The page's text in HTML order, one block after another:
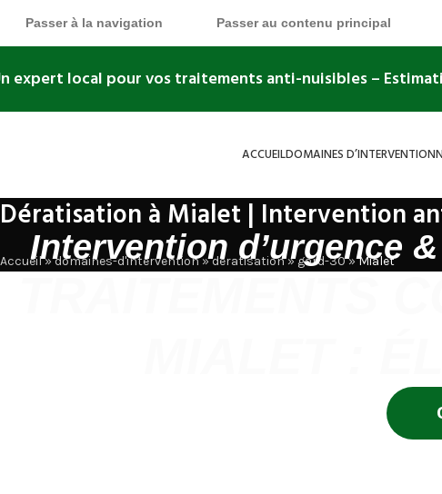
Passer à la navigation Passer au contenu principal
expert local pour vos traitements anti-nuisibles–
ACCUEILDOMAINES D’INTERVENTION
Dératisation à Mialet | Intervention
Accueil»domaines-d'intervention»dératisation»gard-30»Mialet
Intervention d’urgence